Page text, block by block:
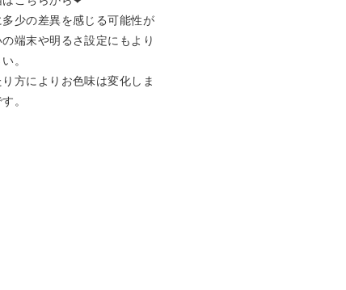
少の差異を感じる可能性が
端末や明るさ設定にもより
。
方によりお色味は変化しま
。